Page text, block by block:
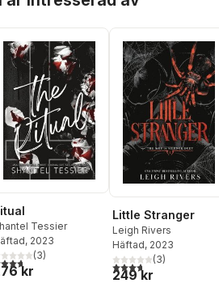
röster:
Tessier
, 2023
utav 5 stjärnor. Totalt antal röster:
(3)
kr
Little Stranger
Leigh Rivers
Häftad, 2023
3,7utav 5 stjärnor.
(3)
249 kr